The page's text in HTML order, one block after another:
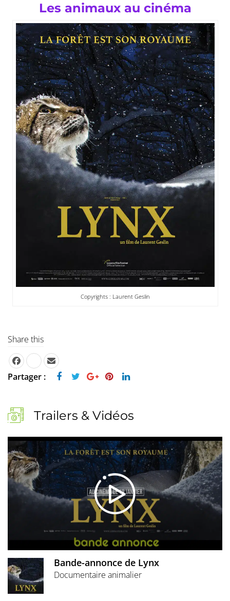
Les animaux au cinéma
Copyrights : Laurent Geslin
Share this
Partager :
Trailers & Vidéos
Bande-annonce de Lynx
Documentaire animalier